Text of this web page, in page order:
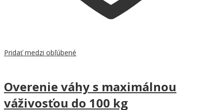
Pridať medzi obľúbené
Overenie váhy s maximálnou
váživosťou do 100 kg